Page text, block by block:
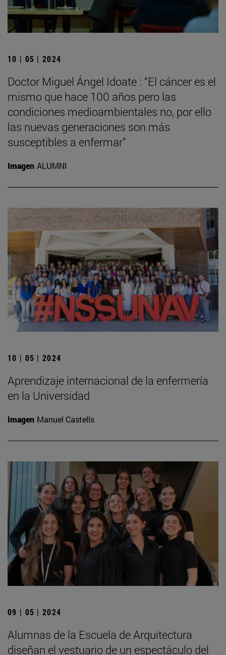
10 | 05 | 2024
Doctor Miguel Ángel Idoate : “El cáncer es el
mismo que hace 100 años pero las
condiciones medioambientales no, por ello
las nuevas generaciones son más
susceptibles a enfermar”
Imagen ALUMNI
10 | 05 | 2024
Aprendizaje internacional de la enfermería
en la Universidad
Imagen Manuel Castells
09 | 05 | 2024
Alumnas de la Escuela de Arquitectura
diseñan el vestuario de un espectáculo del